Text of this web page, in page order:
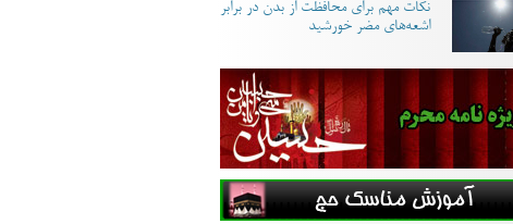
نکات مهم برای محافظت از بدن در برابر
اشعه‌های مضر خورشید